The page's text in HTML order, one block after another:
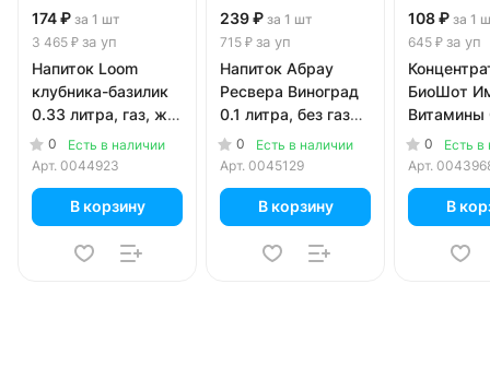
174 ₽ за 1 шт
3 465 ₽ за уп
Напиток Loom
клубника-базилик
0.33 литра, газ, ж/
б, 20 шт. в уп.
0
Есть в наличии
Арт. 0044923
В корзину
239 ₽ за 1 шт
715 ₽ за уп
Напиток Абрау
Ресвера Виноград
0.1 литра, без газа,
стекло, 3 шт. в уп.
0
Есть в наличии
Арт. 0045129
В корзину
108 ₽ за 1
645 ₽ за уп
БиоШот
Витамины
жидкий
0
Есть в
Арт.
В